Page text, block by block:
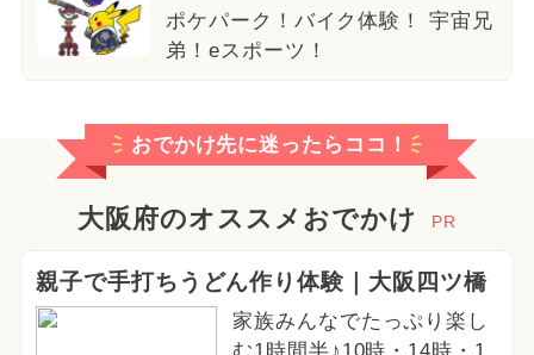
ポケパーク！バイク体験！ 宇宙兄
弟！eスポーツ！
おでかけ先に迷ったらココ！
大阪府のオススメおでかけ PR
親子で手打ちうどん作り体験｜大阪四ツ橋
家族みんなでたっぷり楽し